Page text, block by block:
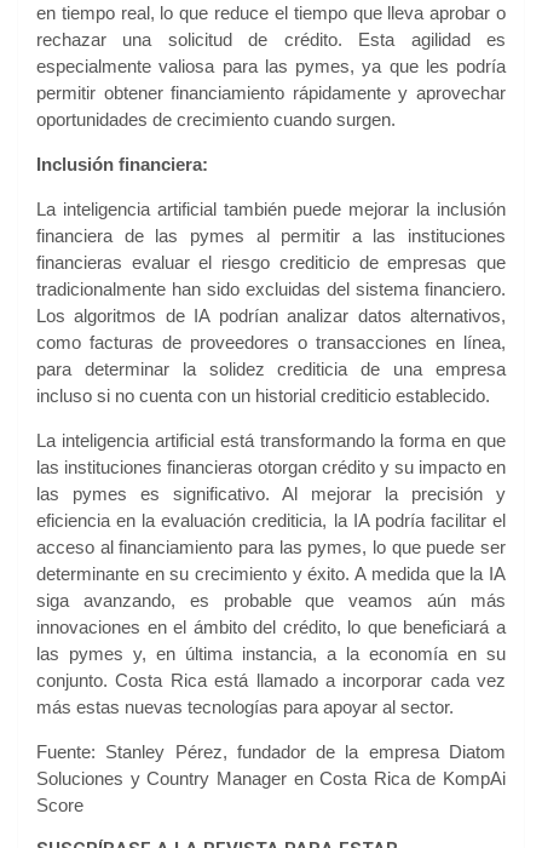
en tiempo real, lo que reduce el tiempo que lleva aprobar o
rechazar una solicitud de crédito. Esta agilidad es
especialmente valiosa para las pymes, ya que les podría
permitir obtener financiamiento rápidamente y aprovechar
oportunidades de crecimiento cuando surgen.
Inclusión financiera:
La inteligencia artificial también puede mejorar la inclusión
financiera de las pymes al permitir a las instituciones
financieras evaluar el riesgo crediticio de empresas que
tradicionalmente han sido excluidas del sistema financiero.
Los algoritmos de IA podrían analizar datos alternativos,
como facturas de proveedores o transacciones en línea,
para determinar la solidez crediticia de una empresa
incluso si no cuenta con un historial crediticio establecido.
La inteligencia artificial está transformando la forma en que
las instituciones financieras otorgan crédito y su impacto en
las pymes es significativo. Al mejorar la precisión y
eficiencia en la evaluación crediticia, la IA podría facilitar el
acceso al financiamiento para las pymes, lo que puede ser
determinante en su crecimiento y éxito. A medida que la IA
siga avanzando, es probable que veamos aún más
innovaciones en el ámbito del crédito, lo que beneficiará a
las pymes y, en última instancia, a la economía en su
conjunto. Costa Rica está llamado a incorporar cada vez
más estas nuevas tecnologías para apoyar al sector.
Fuente: Stanley Pérez, fundador de la empresa Diatom
Soluciones y Country Manager en Costa Rica de KompAi
Score